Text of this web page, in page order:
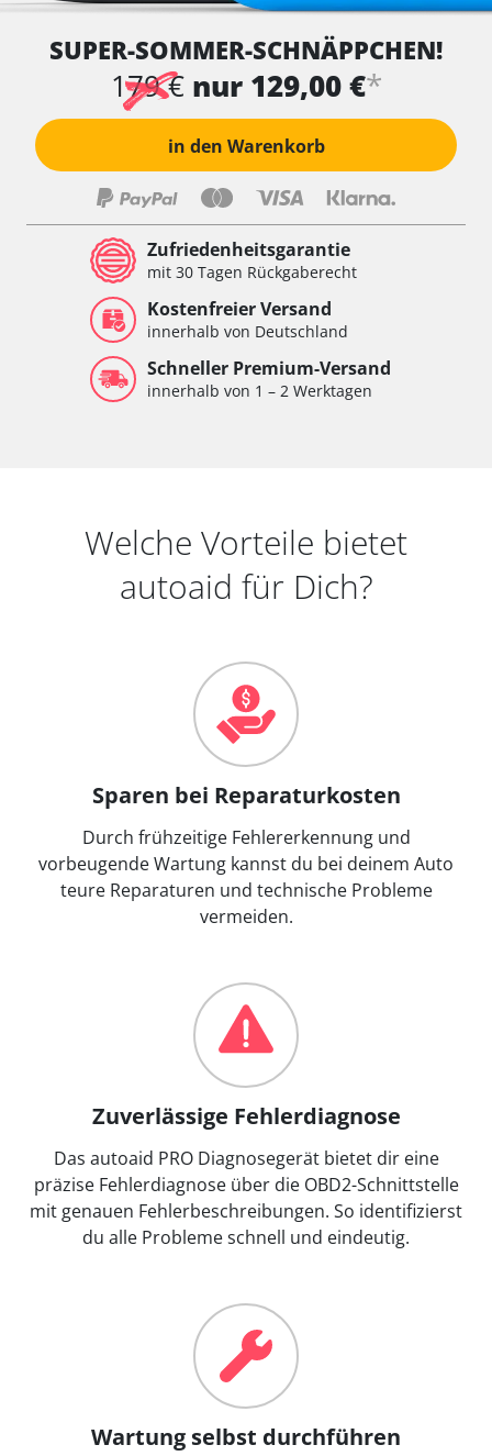
SUPER-SOMMER-SCHNÄPPCHEN!
179 € nur 129,00 €*
in den Warenkorb
Zufriedenheitsgarantie
mit 30 Tagen Rückgaberecht
Kostenfreier Versand
innerhalb von Deutschland
Schneller Premium-Versand
innerhalb von 1 – 2 Werktagen
Welche Vorteile bietet
autoaid für Dich?
Sparen bei Reparaturkosten
Durch frühzeitige Fehlererkennung und
vorbeugende Wartung kannst du bei deinem Auto
teure Reparaturen und technische Probleme
vermeiden.
Zuverlässige Fehlerdiagnose
Das autoaid PRO Diagnosegerät bietet dir eine
präzise Fehlerdiagnose über die OBD2-Schnittstelle
mit genauen Fehlerbeschreibungen. So identifizierst
du alle Probleme schnell und eindeutig.
Wartung selbst durchführen